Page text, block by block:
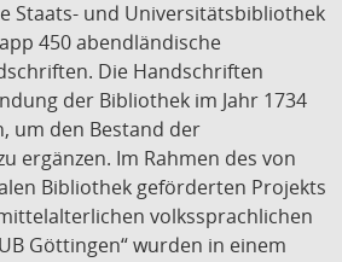
Staats- und Universitätsbibliothek
450 abendländische
Die Handschriften
der Bibliothek im Jahr 1734
um den Bestand der
ergänzen. Im Rahmen des von
Bibliothek geförderten Projekts
volkssprachlichen
Göttingen“ wurden in einem